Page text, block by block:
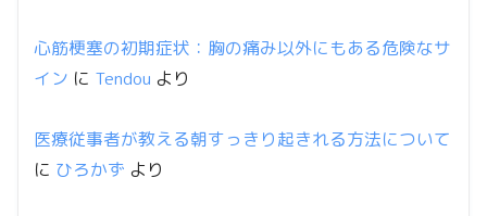
心筋梗塞の初期症状：胸の痛み以外にもある危険なサ
イン に Tendou より
医療従事者が教える朝すっきり起きれる方法について
に ひろかず より